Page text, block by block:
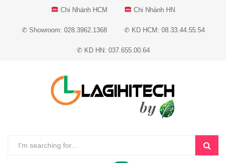
Chi Nhánh HCM Chi Nhánh HN
✆ Showroom: 028.3962.1368 ✆ KD HCM: 08.33.44.55.54
✆ KD HN: 037.655.00.64